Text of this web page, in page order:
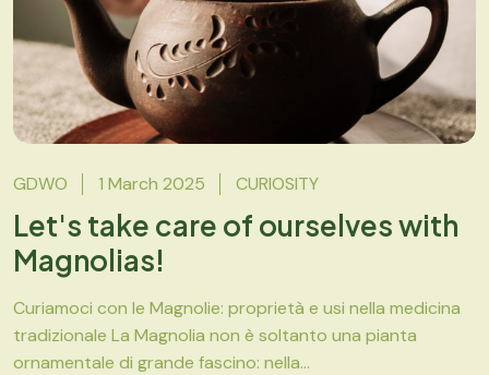
GDWO 1 March 2025 CURIOSITY
Let's take care of ourselves with
Magnolias!
Curiamoci con le Magnolie: proprietà e usi nella medicina
tradizionale La Magnolia non è soltanto una pianta
ornamentale di grande fascino: nella...